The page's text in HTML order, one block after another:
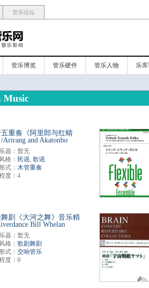
管乐论坛
管乐博览 管乐硬件 管乐人物 乐
Music
重奏《阿里郎与红蜻
Arirang and Akatonbo
器：暂无
格： 民谣, 歌谣
式： 木管重奏
度：4
舞剧《大河之舞》音乐精
Bill Whelan
器：暂无
格： 歌剧舞剧
式： 交响管乐
度：0